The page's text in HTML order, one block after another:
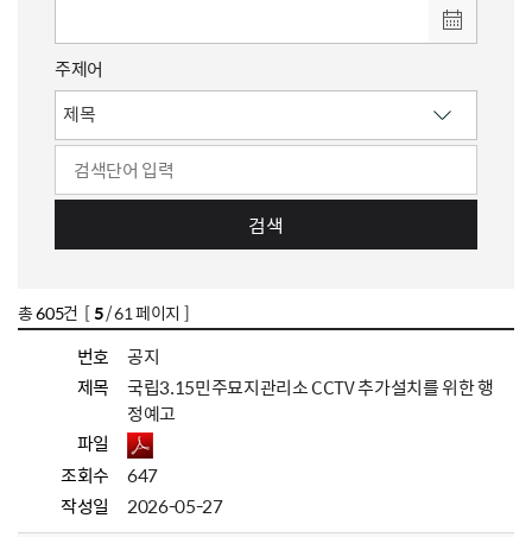
주제어
검색
총605건 [5/ 61 페이지 ]
번호
공지
제목
국립3.15민주묘지관리소 CCTV 추가설치를 위한 행
정예고
파일
조회수
647
작성일
2026-05-27